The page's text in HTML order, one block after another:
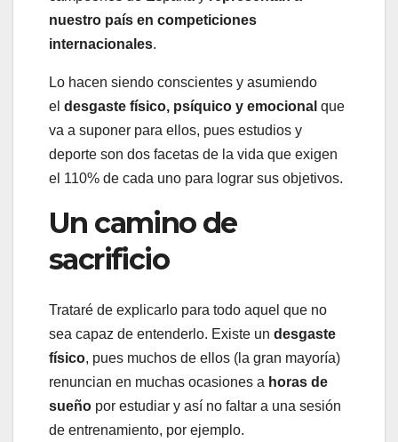
nuestro país en competiciones
internacionales.
Lo hacen siendo conscientes y asumiendo
el desgaste físico, psíquico y emocional que
va a suponer para ellos, pues estudios y
deporte son dos facetas de la vida que exigen
el 110% de cada uno para lograr sus objetivos.
Un camino de
sacrificio
Trataré de explicarlo para todo aquel que no
sea capaz de entenderlo. Existe un desgaste
físico, pues muchos de ellos (la gran mayoría)
renuncian en muchas ocasiones a horas de
sueño por estudiar y así no faltar a una sesión
de entrenamiento, por ejemplo.